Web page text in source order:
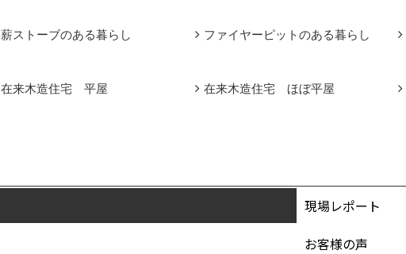
薪ストーブのある暮らし ファイヤーピットのある暮らし
在来木造住宅 平屋 在来木造住宅 ほぼ平屋
現場レポート
お客様の声